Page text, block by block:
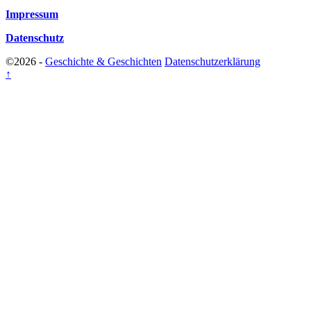
Impressum
Datenschutz
©2026 - Geschichte & Geschichten Datenschutzerklärung
↑